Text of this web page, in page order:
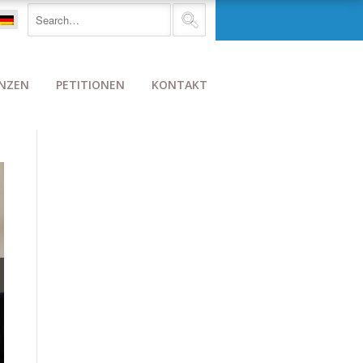
PETITIONEN KONTAKT